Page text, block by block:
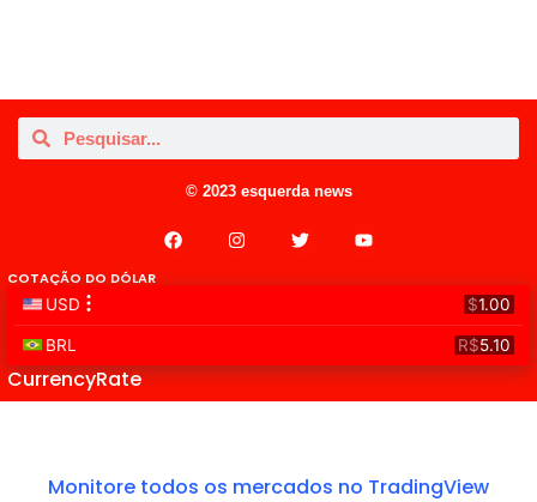
© 2023 esquerda news
COTAÇÃO DO DÓLAR
CurrencyRate
Monitore todos os mercados no TradingView